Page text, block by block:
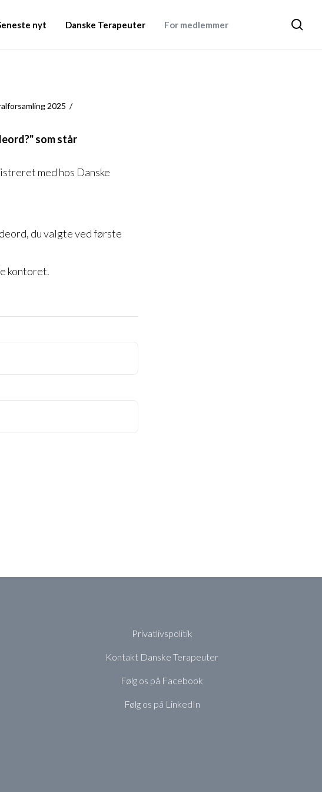
nyt Danske Terapeuter For medlemmer
Søg
2025
som står
med hos Danske
du valgte ved første
kontoret.
Privatlivspolitik
Kontakt Danske Terapeuter
Følg os på Facebook
Følg os på LinkedIn